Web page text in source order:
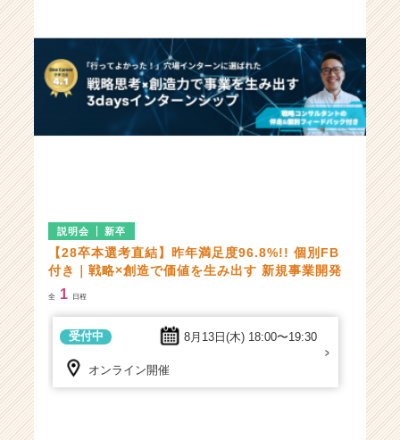
説明会 新卒
【28卒本選考直結】昨年満足度96.8%!! 個別FB
付き｜戦略×創造で価値を生み出す 新規事業開発
全 1 日程
8月13日(木) 18:00〜19:30
受付中
オンライン開催